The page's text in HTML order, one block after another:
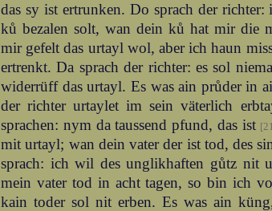
das sy ist ertrunken. Do sprach der
ků bezalen solt, wan dein ků hat mir die
mir gefelt das urtayl wol, aber ich haun
ertrenkt. Da sprach der richter: es sol
widerrüff das urtayl. Es was ain průder in
der richter urtaylet im sein väterlich
sprachen: nym da taussend pfund, das ist
mit urtayl; wan dein vater der ist tod, des
sprach: ich wil des unglikhaften gůtz nit
mein vater tod in acht tagen, so bin ich
kain toder sol nit erben. Es was ain